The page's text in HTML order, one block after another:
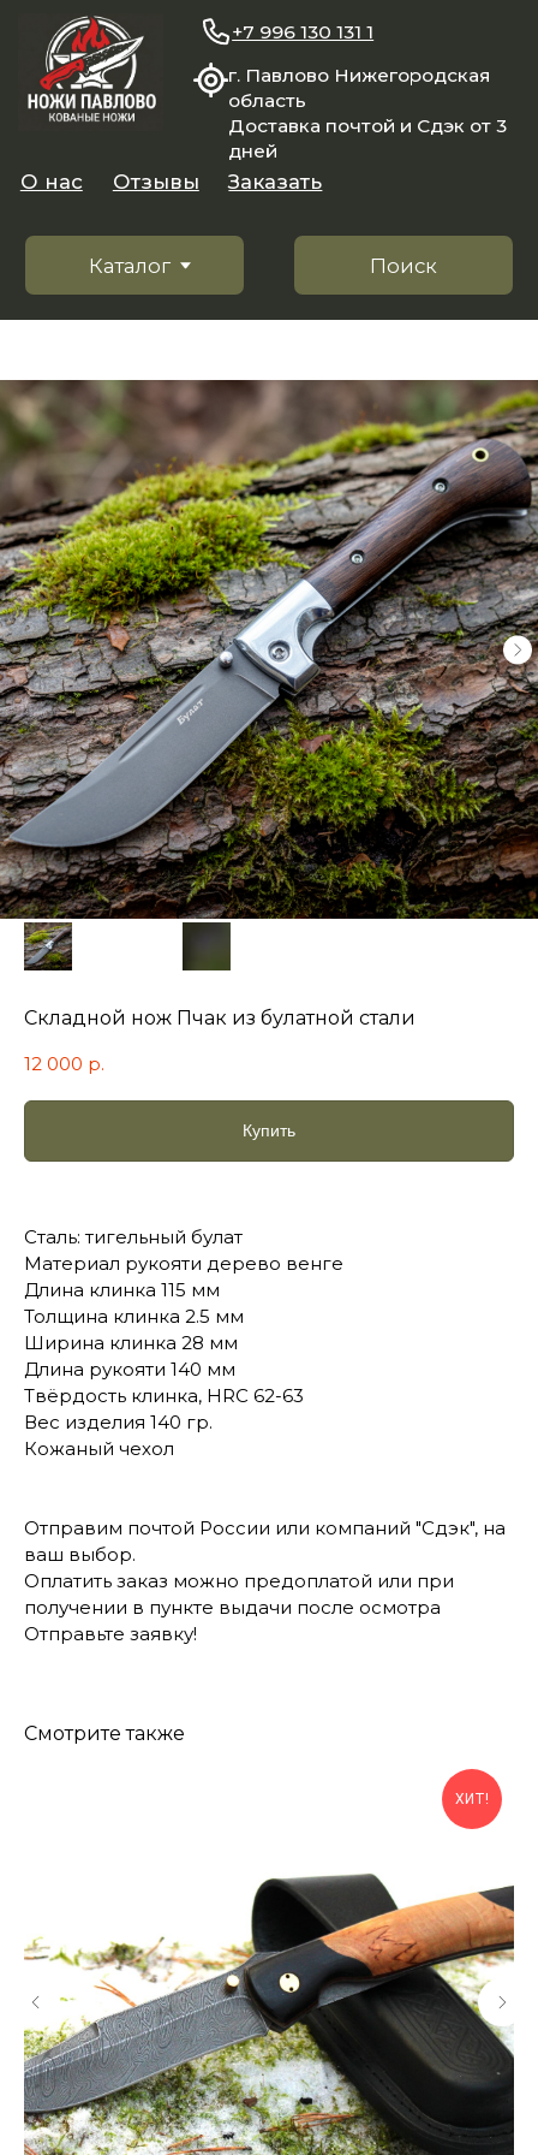
область
Доставка почтой и Сдэк от 3
Поиск
Каталог
Заказать
+7 996 130 131 1
Складной нож Пчак из булатной стали
12 000 р.
Купить
Сталь: тигельный булат
Материал рукояти дерево венге
Длина клинка 115 мм
Толщина клинка 2.5 мм
Ширина клинка 28 мм
Длина рукояти 140 мм
Твёрдость клинка, HRC 62-63
Вес изделия 140 гр.
Кожаный чехол
Отправим почтой России или компаний "Сдэк", на
ваш выбор.
Оплатить заказ можно предоплатой или при
получении в пункте выдачи после осмотра
Отправьте заявку!
Смотрите также
ХИТ!
КОНТАКТЫ
Консультации по телефону и онлайн.
Будем рады продемонстрировать вам
нашу продукцию. Позвоните нам или
оставьте запрос на звонок менеджера
для консультации
Адрес: "НОЖИ ПАВЛОВО", 606104,
ул. Восточная, 3Б (самовывоз), г. Павлово,
Нижегородская обл., Россия
ООО "ПТФ" ИНН 6686090373